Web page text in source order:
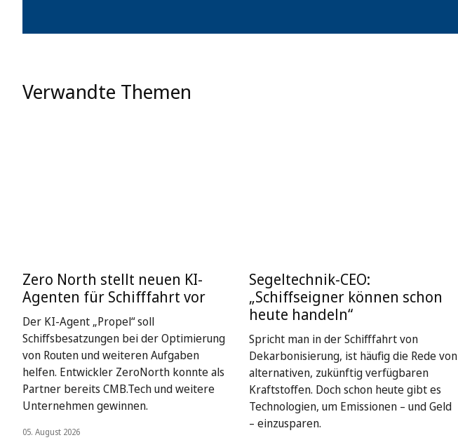
Verwandte Themen
Zero North stellt neuen KI-
Agenten für Schifffahrt vor
Der KI-Agent „Propel“ soll
Schiffsbesatzungen bei der Optimierung
von Routen und weiteren Aufgaben
helfen. Entwickler ZeroNorth konnte als
Partner bereits CMB.Tech und weitere
Unternehmen gewinnen.
05. August 2026
Segeltechnik-CEO:
„Schiffseigner können schon
heute handeln“
Spricht man in der Schifffahrt von
Dekarbonisierung, ist häufig die Rede von
alternativen, zukünftig verfügbaren
Kraftstoffen. Doch schon heute gibt es
Technologien, um Emissionen – und Geld
– einzusparen.